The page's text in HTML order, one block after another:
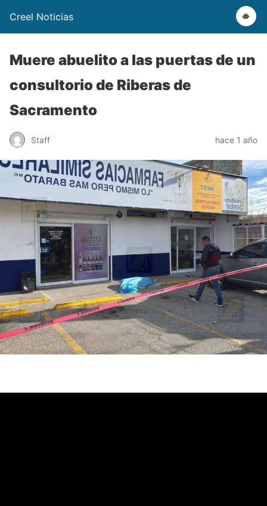
Creel Noticias
Muere abuelito a las puertas de un
consultorio de Riberas de
Sacramento
Staff hace 1 año